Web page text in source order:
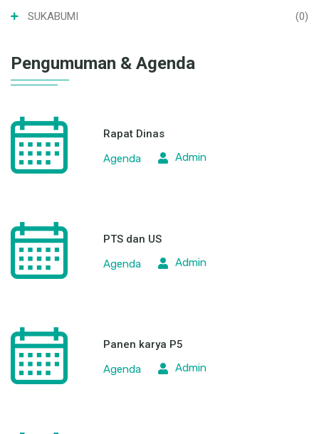
SUKABUMI (0)
Pengumuman & Agenda
Rapat Dinas
Agenda
Admin
PTS dan US
Agenda
Admin
Panen karya P5
Agenda
Admin